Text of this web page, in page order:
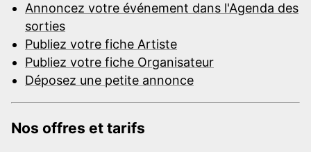
Annoncez votre événement dans l'Agenda des
sorties
Publiez votre fiche Artiste
Publiez votre fiche Organisateur
Déposez une petite annonce
Nos offres et tarifs